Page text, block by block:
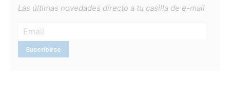
Las últimas novedades directo a tu casilla de e-mail